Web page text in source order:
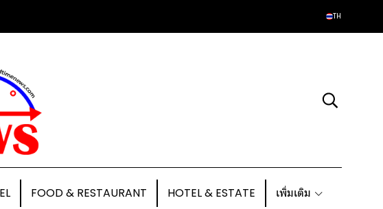
TH
FOOD & RESTAURANT HOTEL & ESTATE เพิ่มเติม